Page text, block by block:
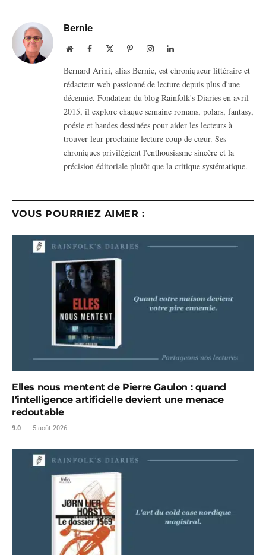
Bernie
WebsiteFacebook PinterestInstagramLinkedIn
Bernard Arini, alias Bernie, est chroniqueur littéraire et
rédacteur web passionné de lecture depuis plus d'une
décennie. Fondateur du blog Rainfolk's Diaries en avril
2015, il explore chaque semaine romans, polars, fantasy,
poésie et bandes dessinées pour aider les lecteurs à
trouver leur prochaine lecture coup de cœur. Ses
chroniques privilégient l'enthousiasme sincère et la
précision éditoriale plutôt que la critique systématique.
VOUS POURRIEZ AIMER :
Elles nous mentent de Pierre Gaulon : quand
l’intelligence artificielle devient une menace
redoutable
9.0 5 août 2026